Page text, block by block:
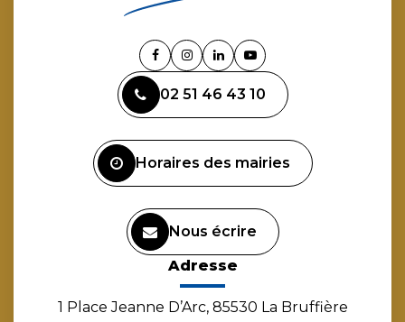
Lien
vers
le
compte
Lien
le
compte
Lien
le
compte
Lien
la
chaîne
02 51 46 43 10
Horaires des mairies
Nous écrire
Adresse
1 Place Jeanne D’Arc, 85530 La Bruffière